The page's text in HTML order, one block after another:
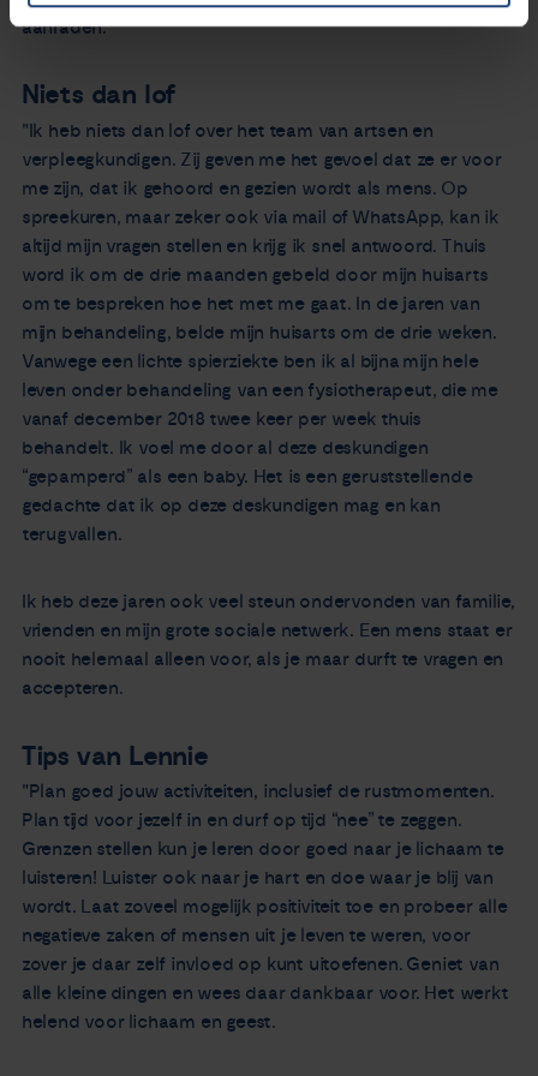
aanraden."
Niets dan lof
"Ik heb niets dan lof over het team van artsen en
verpleegkundigen. Zij geven me het gevoel dat ze er voor
me zijn, dat ik gehoord en gezien wordt als mens. Op
spreekuren, maar zeker ook via mail of WhatsApp, kan ik
altijd mijn vragen stellen en krijg ik snel antwoord. Thuis
word ik om de drie maanden gebeld door mijn huisarts
om te bespreken hoe het met me gaat. In de jaren van
mijn behandeling, belde mijn huisarts om de drie weken.
Vanwege een lichte spierziekte ben ik al bijna mijn hele
leven onder behandeling van een fysiotherapeut, die me
vanaf december 2018 twee keer per week thuis
behandelt. Ik voel me door al deze deskundigen
“gepamperd” als een baby. Het is een geruststellende
gedachte dat ik op deze deskundigen mag en kan
terugvallen.
Ik heb deze jaren ook veel steun ondervonden van familie,
vrienden en mijn grote sociale netwerk. Een mens staat er
nooit helemaal alleen voor, als je maar durft te vragen en
accepteren.
Tips van Lennie
"Plan goed jouw activiteiten, inclusief de rustmomenten.
Plan tijd voor jezelf in en durf op tijd “nee” te zeggen.
Grenzen stellen kun je leren door goed naar je lichaam te
luisteren! Luister ook naar je hart en doe waar je blij van
wordt. Laat zoveel mogelijk positiviteit toe en probeer alle
negatieve zaken of mensen uit je leven te weren, voor
zover je daar zelf invloed op kunt uitoefenen. Geniet van
alle kleine dingen en wees daar dankbaar voor. Het werkt
helend voor lichaam en geest.